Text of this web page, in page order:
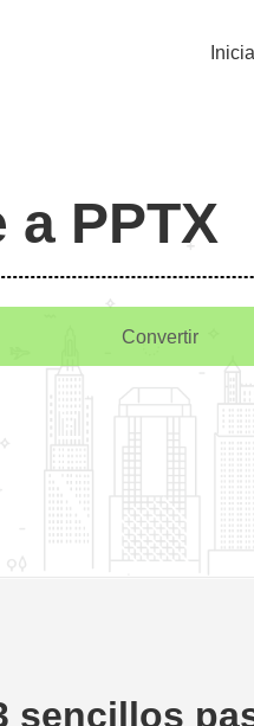
PPTX
Convertir
sencillos